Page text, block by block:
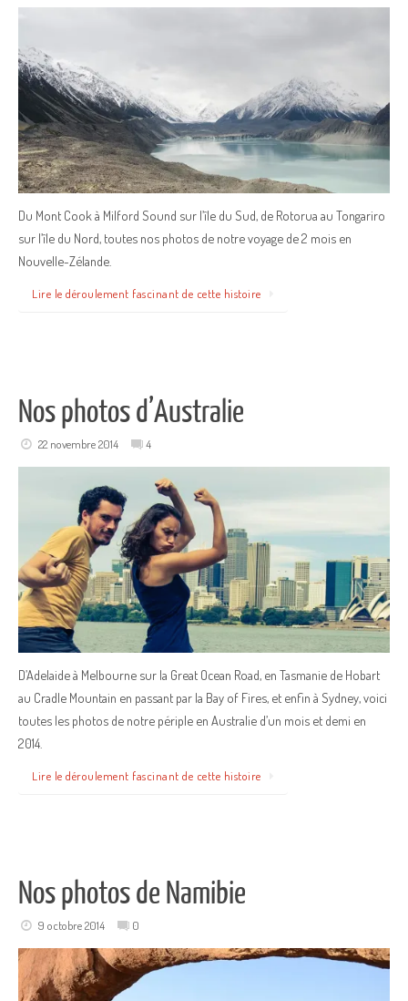
Du Mont Cook à Milford Sound sur l’île du Sud, de Rotorua au Tongariro
sur l’île du Nord, toutes nos photos de notre voyage de 2 mois en
Nouvelle-Zélande.
Lire le déroulement fascinant de cette histoire
Nos photos d’Australie
22 novembre 2014 4
D’Adelaide à Melbourne sur la Great Ocean Road, en Tasmanie de Hobart
au Cradle Mountain en passant par la Bay of Fires, et enfin à Sydney, voici
toutes les photos de notre périple en Australie d’un mois et demi en
2014.
Lire le déroulement fascinant de cette histoire
Nos photos de Namibie
9 octobre 2014 0